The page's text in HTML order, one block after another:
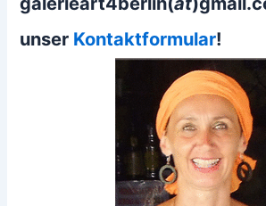
unser Kontaktformular!